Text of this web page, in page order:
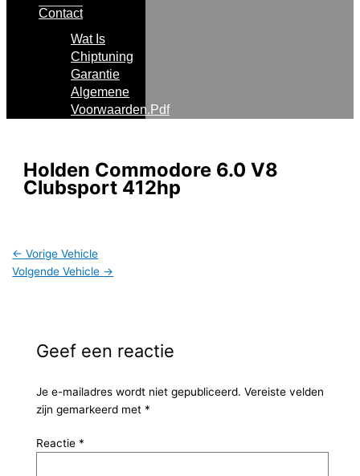
Contact
Wat Is
Chiptuning
Garantie
Algemene
Voorwaarden.pdf
Holden Commodore 6.0 V8
Clubsport 412hp
← Vorige Vehicle
Volgende Vehicle →
Geef een reactie
Je e-mailadres wordt niet gepubliceerd. Vereiste velden
zijn gemarkeerd met *
Reactie *